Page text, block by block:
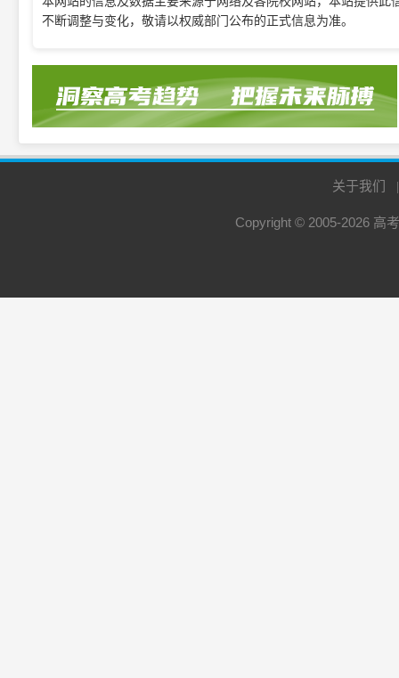
不断调整与变化，敬请以权威部门公布的正式信息为准。
关于我们
Copyright © 2005-2026 高